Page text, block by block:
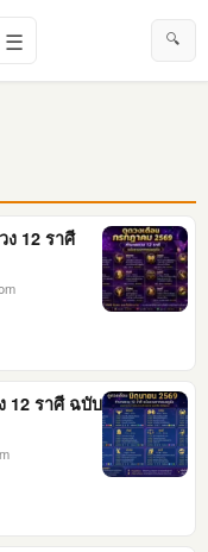
☰ 🔍
ง 12 ราศี
12 ราศี ฉบับ